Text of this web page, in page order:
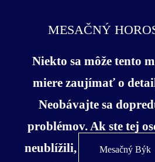
zdieľate so svetom sa
vašej pozícii medzi
už dávnejšie usilovali
dôvery niekoho vo
ten vhodný čas. Slnko
cestu za ideálnym
MESAČNÝ
Niekto sa môže tento
miere zaujímať o
Neobávajte sa
problémov. Ak ste tej
neublížili, nemáte sa
Mesačný Býk